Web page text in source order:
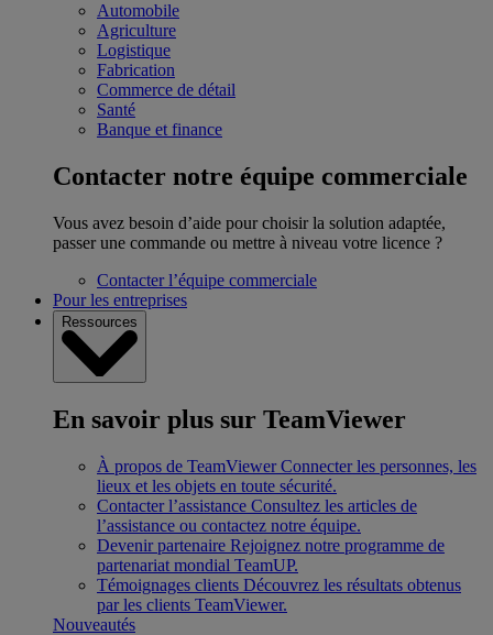
Automobile
Agriculture
Logistique
Fabrication
Commerce de détail
Santé
Banque et finance
Contacter notre équipe commerciale
Vous avez besoin d’aide pour choisir la solution adaptée,
passer une commande ou mettre à niveau votre licence ?
Contacter l’équipe commerciale
Pour les entreprises
Ressources
En savoir plus sur TeamViewer
À propos de TeamViewer Connecter les personnes, les
lieux et les objets en toute sécurité.
Contacter l’assistance Consultez les articles de
l’assistance ou contactez notre équipe.
Devenir partenaire Rejoignez notre programme de
partenariat mondial TeamUP.
Témoignages clients Découvrez les résultats obtenus
par les clients TeamViewer.
Nouveautés